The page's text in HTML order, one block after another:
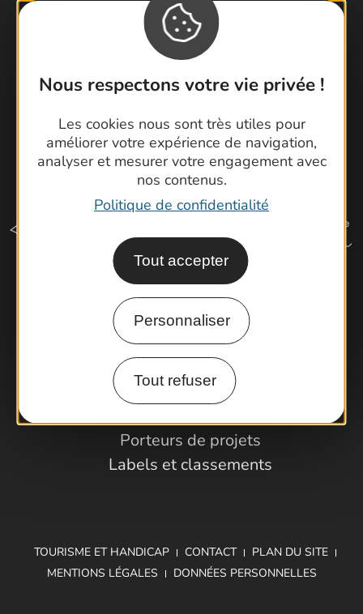
Nous respectons votre vie privée !
Les cookies nous sont très utiles pour
améliorer votre expérience de navigation,
analyser et mesurer votre engagement avec
nos contenus.
Politique de confidentialité
Tout accepter
Personnaliser
Tout refuser
Cartoguides et Topoguides
Latitude Gard
Comment venir ?
Espace Pro
Observatoire
Porteurs de projets
Labels et classements
TOURISME ET HANDICAP CONTACT
PLAN DU SITE
MENTIONS LÉGALES
DONNÉES PERSONNELLES